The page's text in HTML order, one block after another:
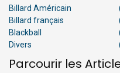
Billard Américain
Billard français
Blackball
Divers
Parcourir les